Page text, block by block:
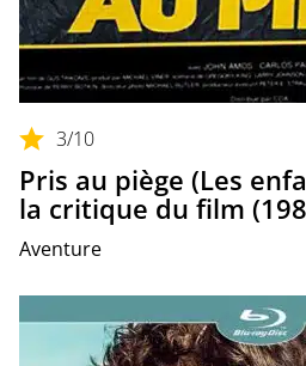
3/10
Pris au piège (Les
la critique du film
Aventure